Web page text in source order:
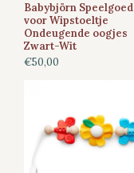
Babybjörn Speelgoed
voor Wipstoeltje
Ondeugende oogjes
Zwart-Wit
€50,00